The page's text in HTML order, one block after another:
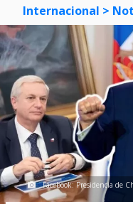
Internacional >
Facebook: Presidencia de